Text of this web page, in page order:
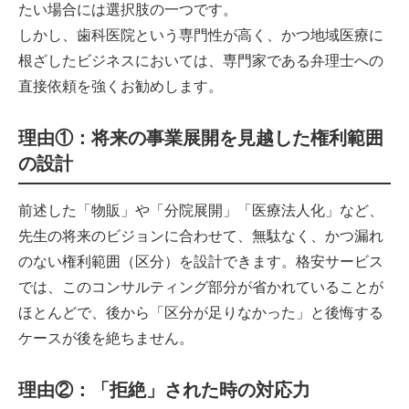
たい場合には選択肢の一つです。
しかし、歯科医院という専門性が高く、かつ地域医療に
根ざしたビジネスにおいては、専門家である弁理士への
直接依頼を強くお勧めします。
理由①：将来の事業展開を見越した権利範囲
の設計
前述した「物販」や「分院展開」「医療法人化」など、
先生の将来のビジョンに合わせて、無駄なく、かつ漏れ
のない権利範囲（区分）を設計できます。格安サービス
では、このコンサルティング部分が省かれていることが
ほとんどで、後から「区分が足りなかった」と後悔する
ケースが後を絶ちません。
理由②：「拒絶」された時の対応力